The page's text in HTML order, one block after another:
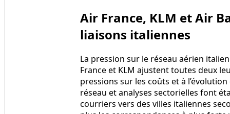
Air France, KLM et Air
liaisons italiennes
La pression sur le réseau aérien
France et KLM ajustent toutes deux
pressions sur les coûts et à
réseau et analyses sectorielles font
courriers vers des villes italiennes